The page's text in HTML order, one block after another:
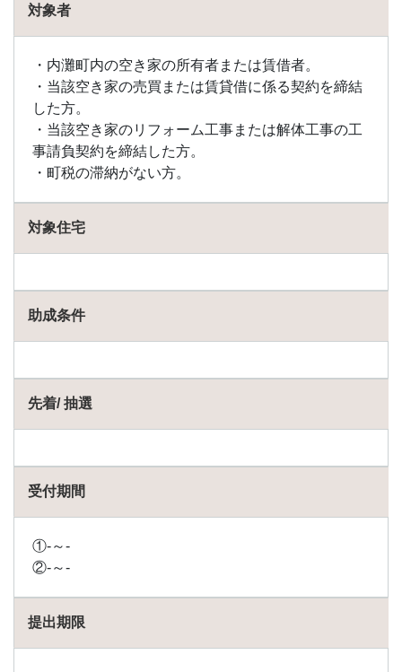
金
羽咋
市の
助成
金
1.18
白山
市の
町の
助成
輪島
市の
助成
金
県で
で助
成金
け取
るた
めの
条件
対象者
・内灘町内の空き家の所有者または賃借者。
・​当該空き家の売買または賃貸借に係る契約を締結
した方。
・当該空き家のリフォーム工事または解体工事の工
事請負契約を締結した方。
・町税の滞納がない方。
対象住宅
助成条件
先着/ 抽選
受付期間
①-～-
②-～-
提出期限